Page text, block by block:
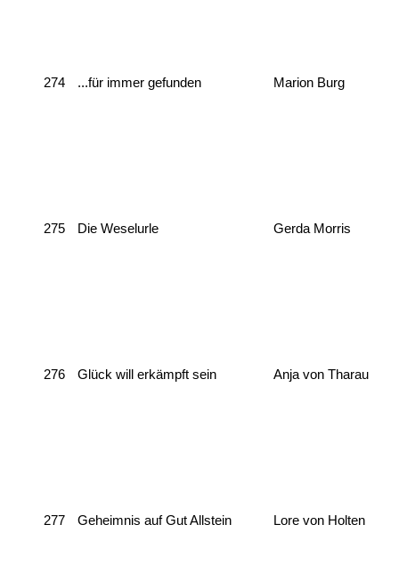
274 ...für immer gefunden Marion Burg
275 Die Weselurle Gerda Morris
276 Glück will erkämpft sein Anja von Tharau
277 Geheimnis auf Gut Allstein Lore von Holten